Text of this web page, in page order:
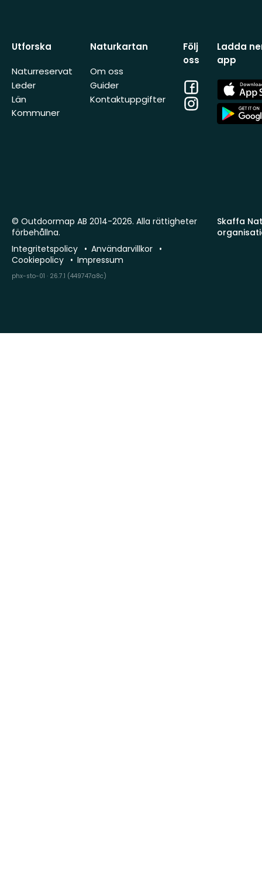
Utforska
Naturreservat
Leder
Län
Kommuner
Naturkartan
Om oss
Guider
Kontaktuppgifter
Följ
oss
Facebook
Instagram
Ladda
app
App
Store
App
Store
Skaffa
© Outdoormap AB 2014-2026. Alla rättigheter
förbehållna.
Integritetspolicy
Användarvillkor
Cookiepolicy
Impressum
phx-sto-01 · 26.7.1 (449747a8c)